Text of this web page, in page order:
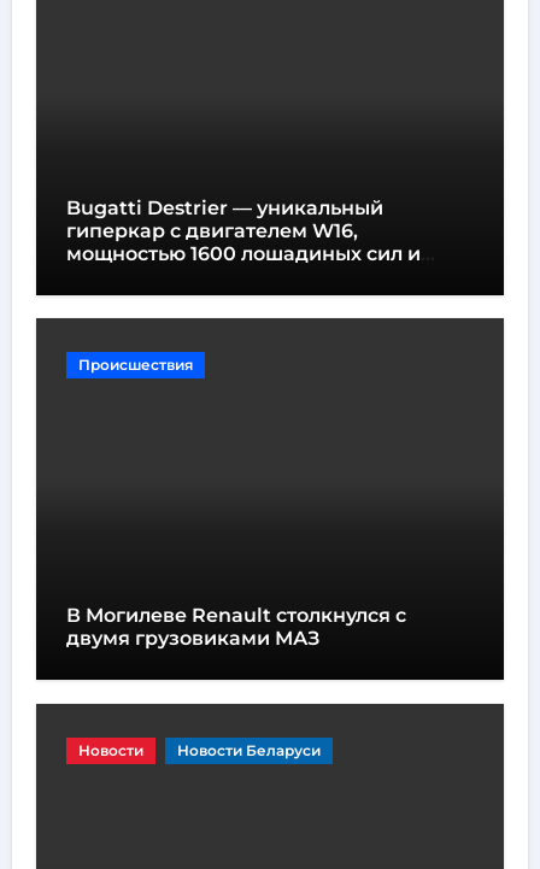
Bugatti Destrier — уникальный
гиперкар с двигателем W16,
мощностью 1600 лошадиных сил и
Происшествия
В Могилеве Renault столкнулся с
двумя грузовиками МАЗ
Новости Новости Беларуси